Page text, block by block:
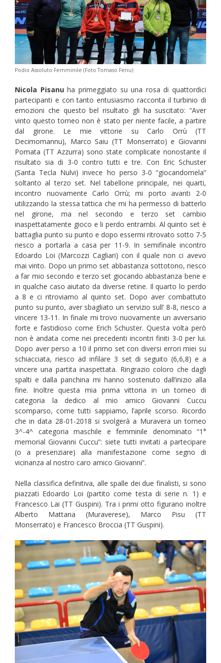
Podio Assoluto Femminile (Foto Tomaso Fenu)
Nicola Pisanuha primeggiato su una rosa di quattordici
partecipanti e con tanto entusiasmo racconta il turbinio di
emozioni che questo bel risultato gli ha suscitato: “Aver
vinto questo torneo non è stato per niente facile, a partire
dal girone. Le mie vittorie su Carlo Orrù (TT
Decimomannu), Marco Saiu (TT Monserrato) e Giovanni
Pomata (TT Azzurra) sono state complicate nonostante il
risultato sia di 3-0 contro tutti e tre. Con Eric Schuster
(Santa Tecla Nulvi) invece ho perso 3-0 “giocandomela”
soltanto al terzo set. Nel tabellone principale, nei quarti,
incontro nuovamente Carlo Orrù; mi porto avanti 2-0
utilizzando la stessa tattica che mi ha permesso di batterlo
nel girone, ma nel secondo e terzo set cambio
inaspettatamente gioco e li perdo entrambi. Al quinto set è
battaglia punto su punto e dopo essermi ritrovato sotto 7-5
riesco a portarla a casa per 11-9. In semifinale incontro
Edoardo Loi (Marcozzi Cagliari) con il quale non ci avevo
mai vinto. Dopo un primo set abbastanza sottotono, riesco
a far mio secondo e terzo set giocando abbastanza bene e
in qualche caso aiutato da diverse retine. Il quarto lo perdo
a 8 e ci ritroviamo al quinto set. Dopo aver combattuto
punto su punto, aver sbagliato un servizio sull’ 8-8, riesco a
vincere 13-11. In finale mi trovo nuovamente un avversario
forte e fastidioso come Erich Schuster. Questa volta però
non è andata come nei precedenti incontri finiti 3-0 per lui.
Dopo aver perso a 10 il primo set con diversi errori miei su
schiacciata, riesco ad infilare 3 set di seguito (6,6,8) e a
vincere una partita inaspettata. Ringrazio coloro che dagli
spalti e dalla panchina mi hanno sostenuto dall’inizio alla
fine. Inoltre questa mia prima vittoria in un torneo di
categoria la dedico al mio amico Giovanni Cuccu
scomparso, come tutti sappiamo, l’aprile scorso. Ricordo
che in data 28-01-2018 si svolgerà a Muravera un torneo
3^-4^ categoria maschile e femminile denominato “1°
memorial Giovanni Cuccu”: siete tutti invitati a partecipare
(o a presenziare) alla manifestazione come segno di
vicinanza al nostro caro amico Giovanni”.
Nella classifica definitiva, alle spalle dei due finalisti, si sono
piazzati Edoardo Loi (partito come testa di serie n. 1) e
Francesco Lai (TT Guspini). Tra i primi otto figurano inoltre
Alberto Mattana (Muraverese), Marco Pisu (TT
Monserrato) e Francesco Broccia (TT Guspini).